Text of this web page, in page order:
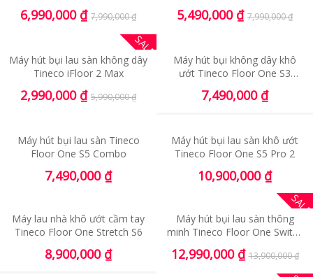
6,990,000 ₫ 7,990,000₫ 5,490,000 ₫ 7,990,000₫
SALE
Máy hút bụi lau sàn không dây
Tineco iFloor 2 Max
2,990,000 ₫ 5,990,000₫
Máy hút bụi không dây khô
ướt Tineco Floor One S3
7,490,000 ₫
Máy hút bụi lau sàn Tineco
Floor One S5 Combo
7,490,000 ₫
Máy hút bụi lau sàn khô ướt
Tineco Floor One S5 Pro 2
10,900,000 ₫
Máy lau nhà khô ướt cầm tay
Tineco Floor One Stretch S6
8,900,000 ₫
Máy hút bụi lau sàn thông
minh Tineco Floor One Switch
12,990,000 ₫ 13,900,000₫